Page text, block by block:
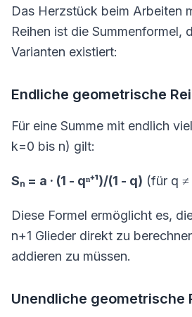
Das Herzstück beim Arbeiten
Reihen ist die Summenformel,
Varianten existiert:
Endliche geometrische
Für eine Summe mit endlich
k=0 bis n) gilt:
Sₙ = a · (1 - qⁿ⁺¹)/(1 - q) (für q ≠
Diese Formel ermöglicht es,
n+1 Glieder direkt zu
addieren zu müssen.
Unendliche geometrische